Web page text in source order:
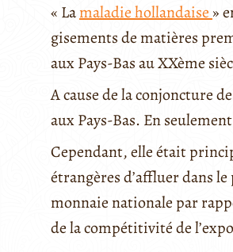
« Lamaladie hollandaise »
gisements de matières
aux Pays-Bas au XXème
A cause de la conjoncture
aux Pays-Bas. En
Cependant, elle était
étrangères d’affluer dans
monnaie nationale par
de la compétitivité de